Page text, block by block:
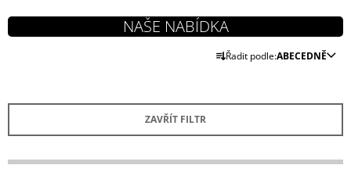
Ř
E
N
P
Řadit podle:ABECEDNĚ
ZAVŘÍT FILTR
O
U
U
E